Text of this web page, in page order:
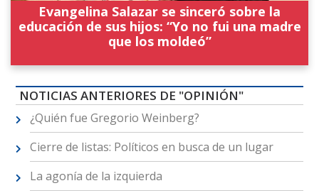
Evangelina Salazar se sinceró sobre la
educación de sus hijos: “Yo no fui una madre
que los moldeó”
NOTICIAS ANTERIORES DE "OPINIÓN"
¿Quién fue Gregorio Weinberg?
Cierre de listas: Políticos en busca de un lugar
La agonía de la izquierda